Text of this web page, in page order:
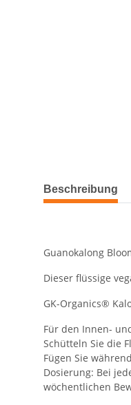
Beschreibung
Guanokalong
Dieser flüssige
GK-Organics®
Für den Innen-
Schütteln Sie die
Fügen Sie
Dosierung: Bei
wöchentlichen